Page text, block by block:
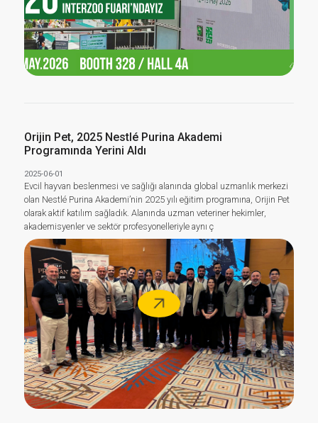
Sosyal
Medya
Orijin Pet, 2025 Nestlé Purina Akademi
Programında Yerini Aldı
2025-06-01
Evcil hayvan beslenmesi ve sağlığı alanında global uzmanlık merkezi
olan Nestlé Purina Akademi’nin 2025 yılı eğitim programına, Orijin Pet
olarak aktif katılım sağladık. Alanında uzman veteriner hekimler,
akademisyenler ve sektör profesyonelleriyle aynı ç